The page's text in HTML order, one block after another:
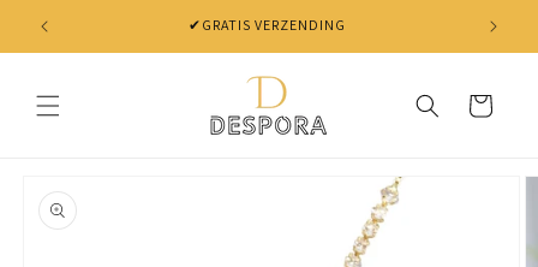
Skip to
content
✔GRATIS VERZENDING
Cart
product
information